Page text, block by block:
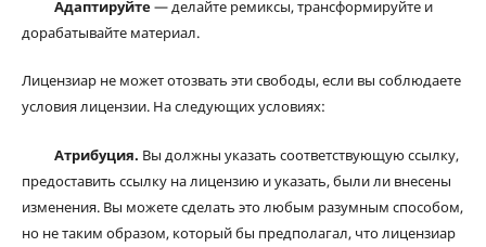
Адаптируйте— делайте ремиксы, трансформируйте и
дорабатывайте материал.
Лицензиар не может отозвать эти свободы, если вы соблюдаете
условия лицензии. На следующих условиях:
Атрибуция. Вы должны указать соответствующую ссылку,
предоставить ссылку на лицензию и указать, были ли внесены
изменения. Вы можете сделать это любым разумным способом,
но не таким образом, который бы предполагал, что лицензиар